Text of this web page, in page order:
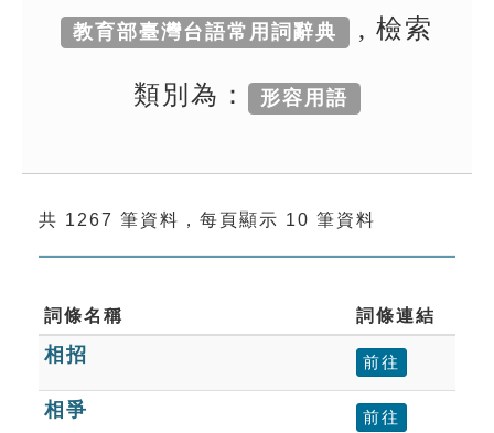
成語故事
索引選單
單字索引
生命大百科索引
遊戲專區
教育部臺灣台語常用詞辭典 , 檢索
類別為： 形容用語
共 1267 筆資料，每頁顯示 10 筆資料
詞條名稱 詞條連結
相招 前往
相爭 前往